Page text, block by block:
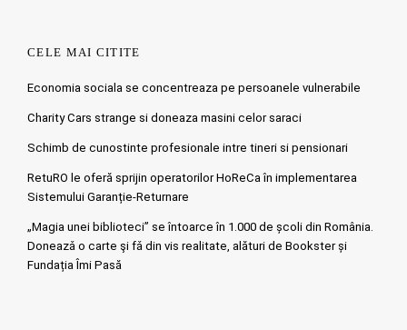
CELE MAI CITITE
Economia sociala se concentreaza pe persoanele vulnerabile
Charity Cars strange si doneaza masini celor saraci
Schimb de cunostinte profesionale intre tineri si pensionari
RetuRO le oferă sprijin operatorilor HoReCa în implementarea
Sistemului Garanție-Returnare
„Magia unei biblioteci” se întoarce în 1.000 de școli din România.
Doneazǎ o carte şi fǎ din vis realitate, alături de Bookster și
Fundația Îmi Pasă